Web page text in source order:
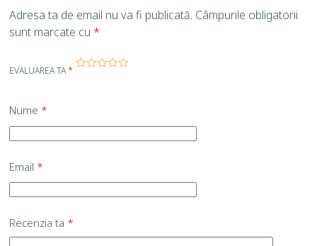
Adresa ta de email nu va fi publicată. Câmpurile obligatorii
sunt marcate cu *
EVALUAREA TA*
Nume *
Email *
Recenzia ta *